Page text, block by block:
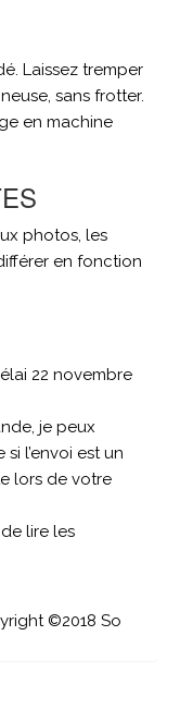
Laissez tremper
sans frotter.
en machine
photos, les
en fonction
22 novembre
je peux
l’envoi est un
lors de votre
lire les
©2018 So